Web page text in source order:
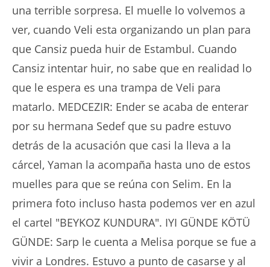
una terrible sorpresa. El muelle lo volvemos a
ver, cuando Veli esta organizando un plan para
que Cansiz pueda huir de Estambul. Cuando
Cansiz intentar huir, no sabe que en realidad lo
que le espera es una trampa de Veli para
matarlo. MEDCEZIR: Ender se acaba de enterar
por su hermana Sedef que su padre estuvo
detrás de la acusación que casi la lleva a la
cárcel, Yaman la acompaña hasta uno de estos
muelles para que se reúna con Selim. En la
primera foto incluso hasta podemos ver en azul
el cartel "BEYKOZ KUNDURA". IYI GÜNDE KÖTÜ
GÜNDE: Sarp le cuenta a Melisa porque se fue a
vivir a Londres. Estuvo a punto de casarse y al